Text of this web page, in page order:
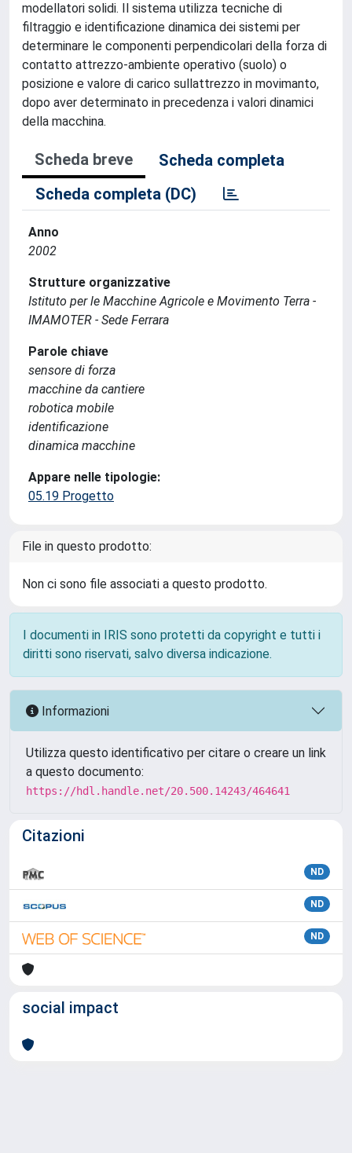
modellatori solidi. Il sistema utilizza tecniche di
filtraggio e identificazione dinamica dei sistemi per
determinare le componenti perpendicolari della forza di
contatto attrezzo-ambiente operativo (suolo) o
posizione e valore di carico sullattrezzo in movimanto,
dopo aver determinato in precedenza i valori dinamici
della macchina.
Scheda breve
Scheda completa
Scheda completa (DC)
Anno
2002
Strutture organizzative
Istituto per le Macchine Agricole e Movimento Terra -
IMAMOTER - Sede Ferrara
Parole chiave
sensore di forza
macchine da cantiere
robotica mobile
identificazione
dinamica macchine
Appare nelle tipologie:
05.19 Progetto
File in questo prodotto:
Non ci sono file associati a questo prodotto.
I documenti in IRIS sono protetti da copyright e tutti i
diritti sono riservati, salvo diversa indicazione.
Informazioni
Utilizza questo identificativo per citare o creare un link
a questo documento:
https://hdl.handle.net/20.500.14243/464641
Citazioni
ND
ND
ND
social impact